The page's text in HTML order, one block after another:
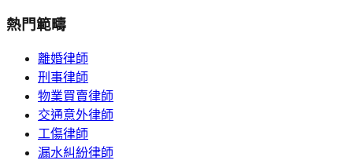
熱門範疇
離婚律師
刑事律師
物業買賣律師
交通意外律師
工傷律師
漏水糾紛律師